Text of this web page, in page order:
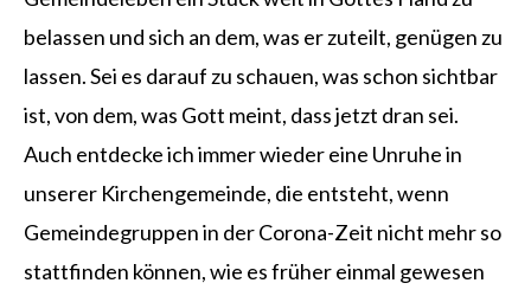
belassen und sich an dem, was er zuteilt, genügen zu
lassen. Sei es darauf zu schauen, was schon sichtbar
ist, von dem, was Gott meint, dass jetzt dran sei.
Auch entdecke ich immer wieder eine Unruhe in
unserer Kirchengemeinde, die entsteht, wenn
Gemeindegruppen in der Corona-Zeit nicht mehr so
stattfinden können, wie es früher einmal gewesen